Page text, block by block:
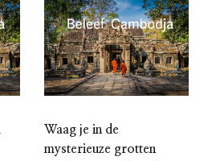
Waag je in de
mysterieuze grotten